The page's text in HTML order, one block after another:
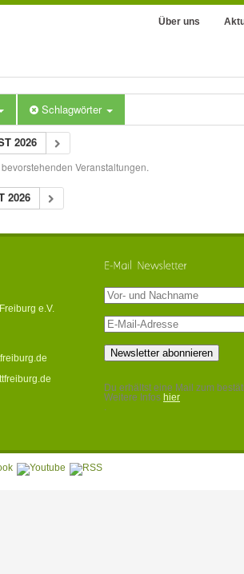
Über uns
Schlagwörter
2026
Veranstaltungen.
2026
e.V.
Du erhältst eine Mail zum
Weitere Infos hier
.